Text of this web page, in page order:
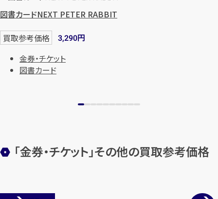
図書カードNEXT PETER RABBIT
買取参考価格 3,290円
金券・チケット
図書カード
「金券・チケット」その他の買取参考価格